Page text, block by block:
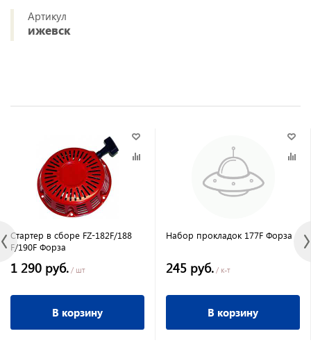
Артикул
ижевск
Стартер в сборе FZ-182F/188
F/190F Форза
1 290 руб. / шт
В корзину
Набор прокладок 177F Форза
245 руб. / к-т
В корзину